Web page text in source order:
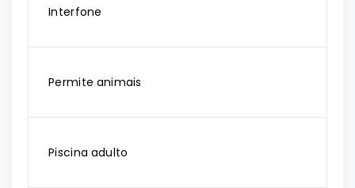
Interfone
Permite animais
Piscina adulto